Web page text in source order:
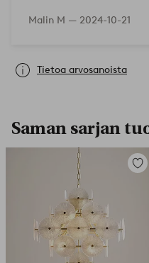
Malin M — 2024-10-21
Tietoa arvosanoista
Saman sarjan
Lisää